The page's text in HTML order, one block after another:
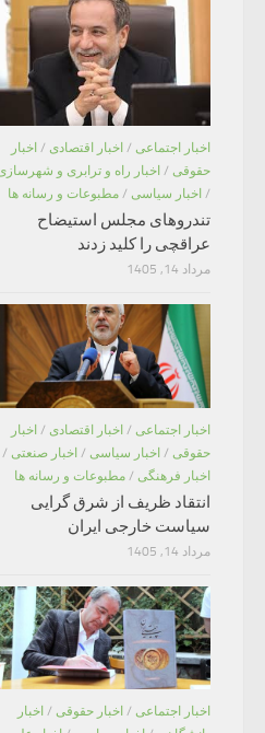
اخبار اجتماعی / اخبار اقتصادی / اخبار
حقوقی / اخبار راه و ترابری و
/ اخبار سیاسی / مطبوعات و رسانه ها
تندروهای مجلس استیضاح
عراقچی را کلید زدند
مرداد 14, 1405
اخبار اجتماعی / اخبار اقتصادی / اخبار
حقوقی / اخبار سیاسی / اخبار صنعتی /
اخبار فرهنگی / مطبوعات و رسانه ها
انتقاد ظریف از شرق گرایی
سیاست خارجی ایران
مرداد 14, 1405
اخبار اجتماعی / اخبار حقوقی / اخبار